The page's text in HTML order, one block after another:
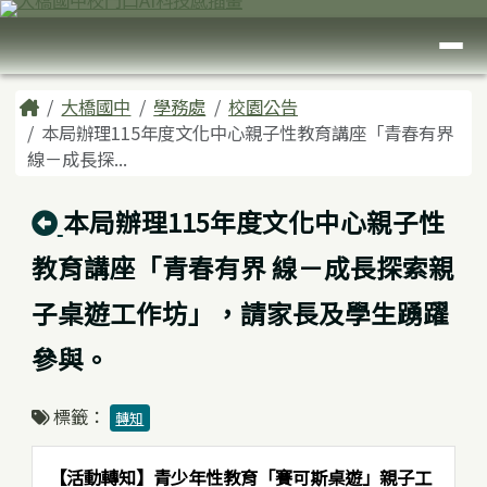
跳至主內容區
臺南市大橋國中
導覽列
主內容區域
Home大橋國中 學務處
校園公告
本局辦理115年度文化中心親子性教育講座「青春有界
線－成長探...
回上頁
本局辦理115年度文化中心親子性
教育講座「青春有界 線－成長探索親
子桌遊工作坊」，請家長及學生踴躍
參與。
標籤： 轉知
【活動轉知】青少年性教育「賽可斯桌遊」親子工
頁尾區域